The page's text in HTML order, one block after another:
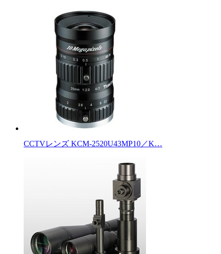
CCTVレンズ KCM-2520U43MP10／K…